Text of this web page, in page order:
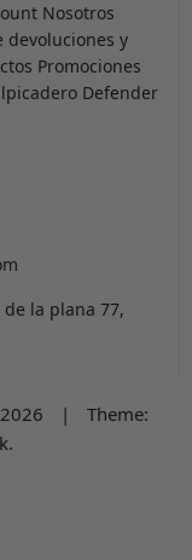
Nosotros
devoluciones y
Promociones
Defender
la plana 77,
|
Theme:
.